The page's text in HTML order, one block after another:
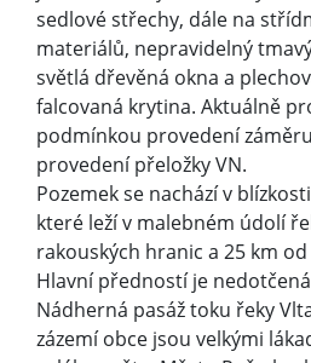
sedlové střechy, dále na
materiálů, nepravidelný
světlá dřevěná okna a
falcovaná krytina. Aktuálně
podmínkou provedení
provedení přeložky VN.
Pozemek se nachází v
které leží v malebném údolí
rakouských hranic a 25 km
Hlavní předností je
Nádherná pasáž toku řeky
zázemí obce jsou velkými